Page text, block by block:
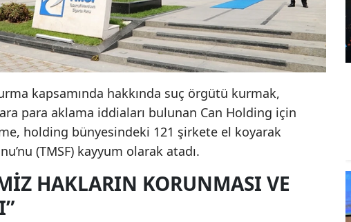
kapsamında hakkında suç örgütü kurmak,
para aklama iddiaları bulunan Can Holding için
holding bünyesindeki 121 şirkete el koyarak
(TMSF) kayyum olarak atadı.
HAKLARIN KORUNMASI VE